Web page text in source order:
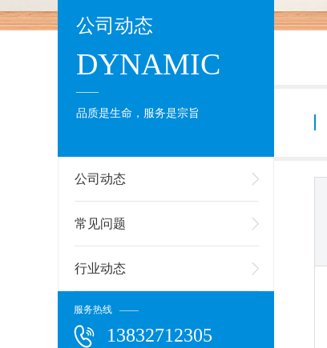
公司动态
DYNAMIC
品质是生命，服务是宗旨
公司动态
常见问题
行业动态
服务热线 ——
13832712305